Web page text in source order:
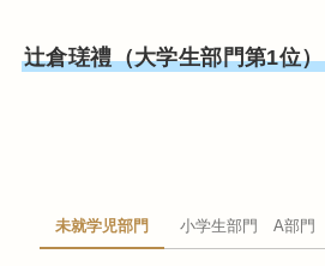
辻倉瑳禮（大学生部門第1位）
未就学児部門 小学生部門 A部門